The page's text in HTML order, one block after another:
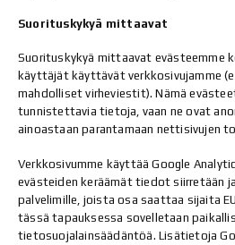
Suorituskykyä mittaavat
Suorituskykyä mittaavat evästeemme
käyttäjät käyttävät verkkosivujamme
mahdolliset virheviestit). Nämä
tunnistettavia tietoja, vaan ne ovat
ainoastaan parantamaan nettisivujen
Verkkosivumme käyttää Google
evästeiden keräämät tiedot siirretään
palvelimille, joista osa saattaa sijaita
tässä tapauksessa sovelletaan
tietosuojalainsäädäntöä. Lisätietoja